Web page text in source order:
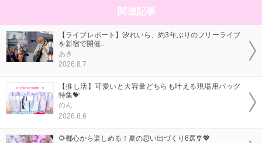
関連記事
【ライブレポート】汐れいら、約3年ぶりのフリーライブ
を新宿で開催...
あき
2026.8.7
【推し活】可愛いと大容量どちらも叶える現場用バッグ
特集💝
のん
2026.8.6
🌻都心から楽しめる！夏の思い出づくり6選🎐💖